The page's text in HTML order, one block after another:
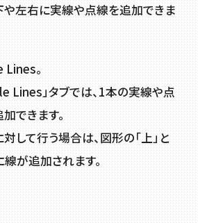
や左右に実線や点線を追加できま
Lines。
Lines」タブでは、1本の実線や点
できます。
して行う場合は、図形の「上」と
線が追加されます。